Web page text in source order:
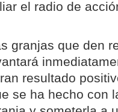
el radio de
granjas que den
resultado
se ha hecho con